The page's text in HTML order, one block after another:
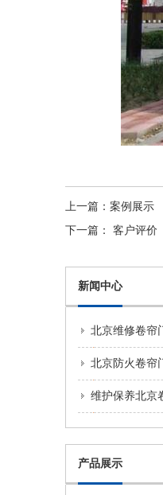
上一篇： 案例展示
下一篇： 客户评价
新闻中心
北京维修卷帘
北京防火卷帘
维护保养北京
产品展示